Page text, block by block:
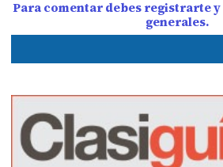
Para comentar debes registrarte
generales.